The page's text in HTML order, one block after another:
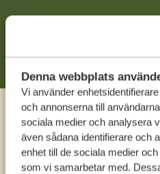
Denna webbplats
Vi använder
och annonserna till
sociala medier och analysera
även sådana identifierare och
enhet till de sociala medier
som vi samarbetar med.
Ring
FÅ PERSONLIG